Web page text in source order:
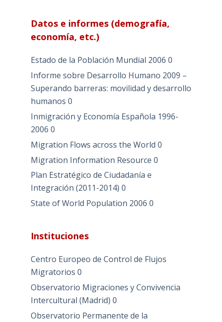
Datos e informes (demografía,
economía, etc.)
Estado de la Población Mundial 2006 0
Informe sobre Desarrollo Humano 2009 –
Superando barreras: movilidad y desarrollo
humanos 0
Inmigración y Economía Española 1996-
2006 0
Migration Flows across the World 0
Migration Information Resource 0
Plan Estratégico de Ciudadanía e
Integración (2011-2014) 0
State of World Population 2006 0
Instituciones
Centro Europeo de Control de Flujos
Migratorios 0
Observatorio Migraciones y Convivencia
Intercultural (Madrid) 0
Observatorio Permanente de la